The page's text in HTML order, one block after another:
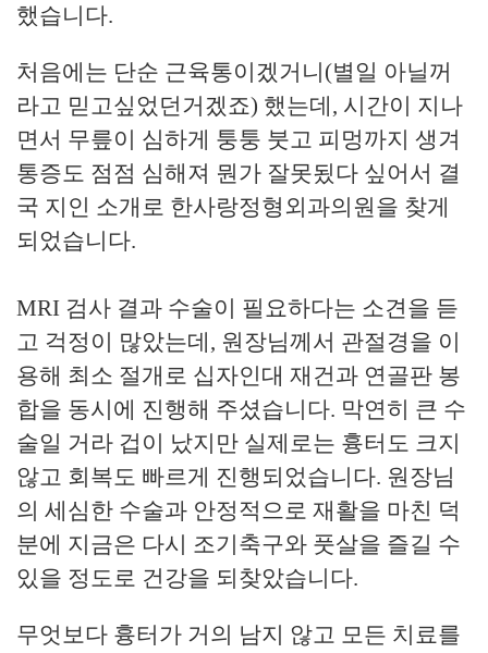
했습니다.
처음에는 단순 근육통이겠거니(별일 아닐꺼
라고 믿고싶었던거겠죠) 했는데, 시간이 지나
면서 무릎이 심하게 퉁퉁 붓고 피멍까지 생겨
통증도 점점 심해져 뭔가 잘못됬다 싶어서 결
국 지인 소개로 한사랑정형외과의원을 찾게
되었습니다.
MRI 검사 결과 수술이 필요하다는 소견을 듣
고 걱정이 많았는데, 원장님께서 관절경을 이
용해 최소 절개로 십자인대 재건과 연골판 봉
합을 동시에 진행해 주셨습니다. 막연히 큰 수
술일 거라 겁이 났지만 실제로는 흉터도 크지
않고 회복도 빠르게 진행되었습니다. 원장님
의 세심한 수술과 안정적으로 재활을 마친 덕
분에 지금은 다시 조기축구와 풋살을 즐길 수
있을 정도로 건강을 되찾았습니다.
무엇보다 흉터가 거의 남지 않고 모든 치료를